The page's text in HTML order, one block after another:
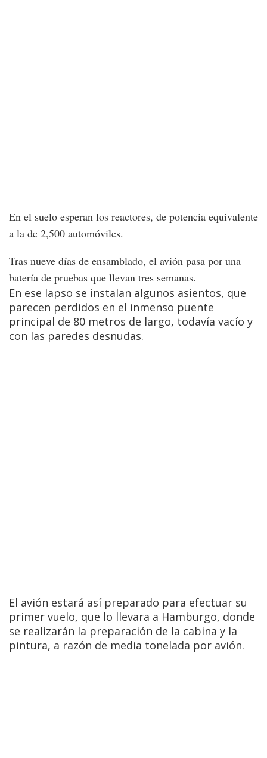
En el suelo esperan los reactores, de potencia equivalente
a la de 2,500 automóviles.
Tras nueve días de ensamblado, el avión pasa por una
batería de pruebas que llevan tres semanas.
En ese lapso se instalan algunos asientos, que
parecen perdidos en el inmenso puente
principal de 80 metros de largo, todavía vacío y
con las paredes desnudas.
El avión estará así preparado para efectuar su
primer vuelo, que lo llevara a Hamburgo, donde
se realizarán la preparación de la cabina y la
pintura, a razón de media tonelada por avión.